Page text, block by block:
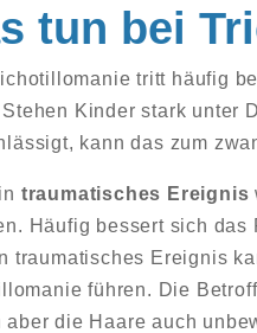
tun bei
tritt häufig
Stehen Kinder stark unter
kann das zum
traumatisches Ereignis
Häufig bessert sich
traumatisches Ereignis
führen. Die
aber die Haare auch